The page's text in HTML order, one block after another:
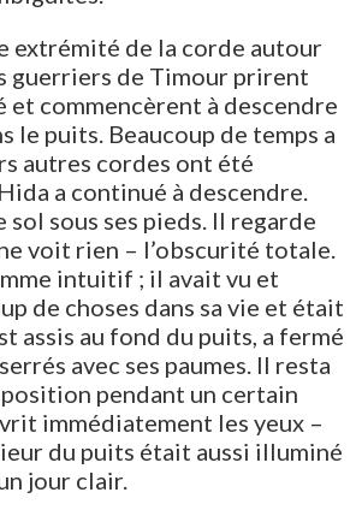
extrémité de la corde autour
guerriers de Timour prirent
et commencèrent à descendre
le puits. Beaucoup de temps a
autres cordes ont été
a continué à descendre.
sol sous ses pieds. Il regarde
voit rien – l’obscurité totale.
intuitif ; il avait vu et
de choses dans sa vie et était
assis au fond du puits, a fermé
avec ses paumes. Il resta
pendant un certain
immédiatement les yeux –
du puits était aussi illuminé
jour clair.